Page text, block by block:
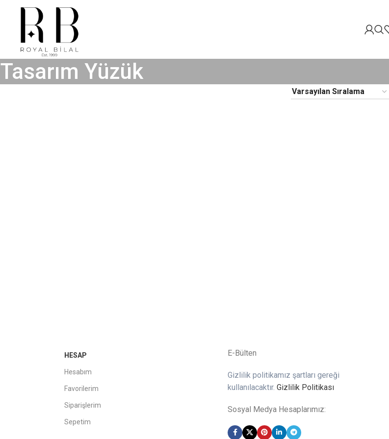
Tasarım Yüzük
HESAP
Hesabım
Favorilerim
Siparişlerim
Sepetim
E-Bülten
Gizlilik politikamız şartları gereği
kullanılacaktır.Gizlilik Politikası
Sosyal Medya Hesaplarımız: